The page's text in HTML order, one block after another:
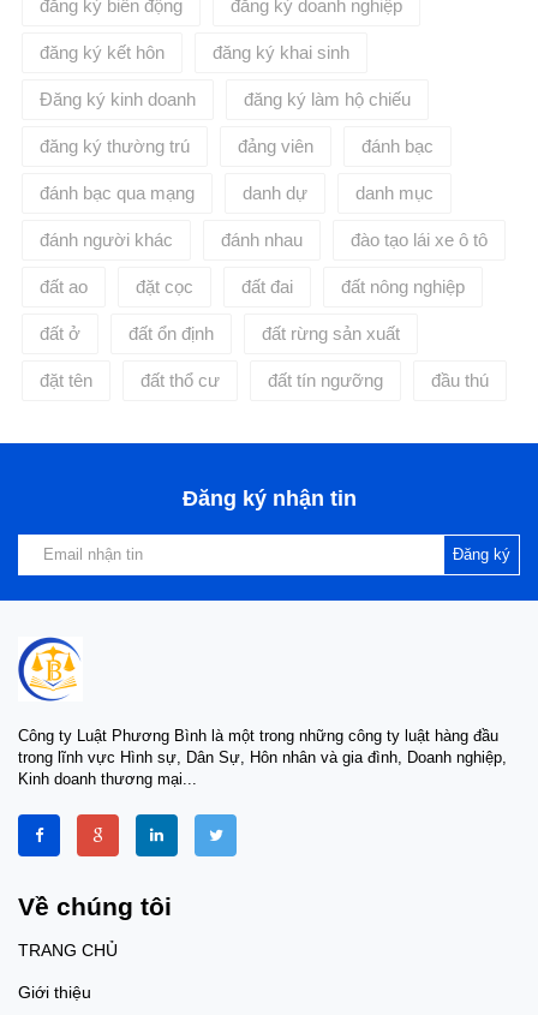
đăng ký biến động đăng ký doanh nghiệp
đăng ký kết hôn đăng ký khai sinh
Đăng ký kinh doanh đăng ký làm hộ chiếu
đăng ký thường trú đảng viên đánh bạc
đánh bạc qua mạng danh dự danh mục
đánh người khác đánh nhau đào tạo lái xe ô tô
đất ao đặt cọc đất đai đất nông nghiệp
đất ở đất ổn định đất rừng sản xuất
đặt tên đất thổ cư đất tín ngưỡng đầu thú
Đăng ký nhận tin
Đăng ký
Công ty Luật Phương Bình là một trong những công ty luật hàng đầu
trong lĩnh vực Hình sự, Dân Sự, Hôn nhân và gia đình, Doanh nghiệp,
Kinh doanh thương mại...
Về chúng tôi
TRANG CHỦ
Giới thiệu